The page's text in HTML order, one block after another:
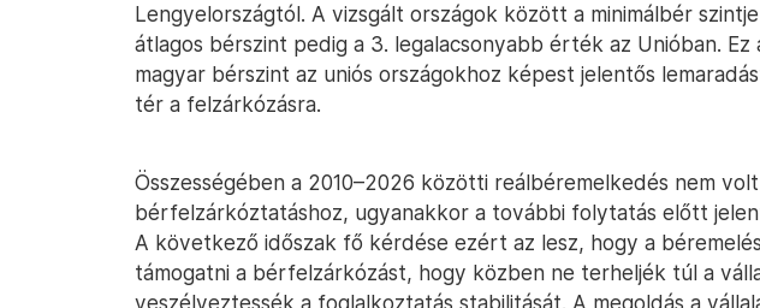
Lengyelországtól. A vizsgált országok között a minimálbér
átlagos bérszint pedig a 3. legalacsonyabb érték az Unióban. Ez
magyar bérszint az uniós országokhoz képest jelentős
tér a felzárkózásra.
Összességében a 2010–2026 közötti reálbéremelkedés nem
bérfelzárkóztatáshoz, ugyanakkor a további folytatás előtt
A következő időszak fő kérdése ezért az lesz, hogy a
támogatni a bérfelzárkózást, hogy közben ne terheljék túl a
veszélyeztessék a foglalkoztatás stabilitását. A megoldás a